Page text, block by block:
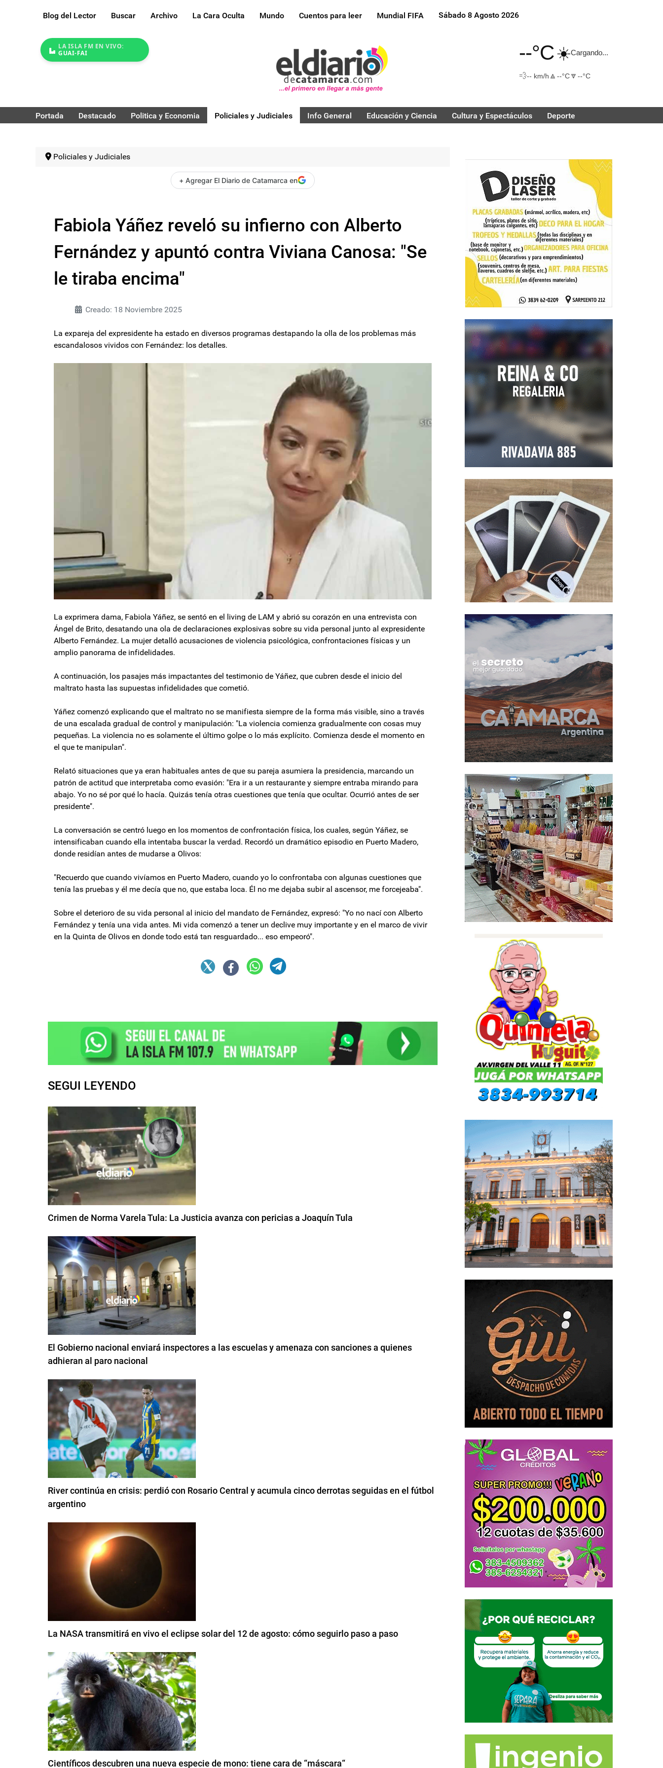
Blog del Lector Buscar Archivo La Cara Oculta Mundo Cuentos para leer Mundial FIFA Sábado 8 Agosto 2026
LA ISLA FM EN VIVO:
GUAI-FAI
--°C☀️Cargando...
💨-- km/h 🔼 --°C🔽 --°C
Portada Destacado Politica y Economia Policiales y Judiciales Info General Educación y Ciencia Cultura y Espectáculos Deporte
Policiales y Judiciales
+ Agregar El Diario de Catamarca en
Fabiola Yáñez reveló su infierno con Alberto
Fernández y apuntó contra Viviana Canosa: "Se
le tiraba encima"
Creado: 18 Noviembre 2025
La expareja del expresidente ha estado en diversos programas destapando la olla de los problemas más
escandalosos vividos con Fernández: los detalles.
La exprimera dama, Fabiola Yáñez, se sentó en el living de LAM y abrió su corazón en una entrevista con
Ángel de Brito, desatando una ola de declaraciones explosivas sobre su vida personal junto al expresidente
Alberto Fernández. La mujer detalló acusaciones de violencia psicológica, confrontaciones físicas y un
amplio panorama de infidelidades.
A continuación, los pasajes más impactantes del testimonio de Yáñez, que cubren desde el inicio del
maltrato hasta las supuestas infidelidades que cometió.
Yáñez comenzó explicando que el maltrato no se manifiesta siempre de la forma más visible, sino a través
de una escalada gradual de control y manipulación: "La violencia comienza gradualmente con cosas muy
pequeñas. La violencia no es solamente el último golpe o lo más explícito. Comienza desde el momento en
el que te manipulan".
Relató situaciones que ya eran habituales antes de que su pareja asumiera la presidencia, marcando un
patrón de actitud que interpretaba como evasión: "Era ir a un restaurante y siempre entraba mirando para
abajo. Yo no sé por qué lo hacía. Quizás tenía otras cuestiones que tenía que ocultar. Ocurrió antes de ser
presidente".
La conversación se centró luego en los momentos de confrontación física, los cuales, según Yáñez, se
intensificaban cuando ella intentaba buscar la verdad. Recordó un dramático episodio en Puerto Madero,
donde residían antes de mudarse a Olivos:
"Recuerdo que cuando vivíamos en Puerto Madero, cuando yo lo confrontaba con algunas cuestiones que
tenía las pruebas y él me decía que no, que estaba loca. Él no me dejaba subir al ascensor, me forcejeaba".
Sobre el deterioro de su vida personal al inicio del mandato de Fernández, expresó: "Yo no nací con Alberto
Fernández y tenía una vida antes. Mi vida comenzó a tener un declive muy importante y en el marco de vivir
en la Quinta de Olivos en donde todo está tan resguardado... eso empeoró".
SEGUI LEYENDO
Crimen de Norma Varela Tula: La Justicia avanza con pericias a Joaquín Tula
El Gobierno nacional enviará inspectores a las escuelas y amenaza con sanciones a quienes
adhieran al paro nacional
River continúa en crisis: perdió con Rosario Central y acumula cinco derrotas seguidas en el fútbol
argentino
La NASA transmitirá en vivo el eclipse solar del 12 de agosto: cómo seguirlo paso a paso
Científicos descubren una nueva especie de mono: tiene cara de “máscara“